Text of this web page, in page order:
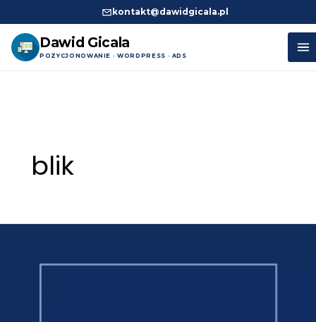
kontakt@dawidgicala.pl
Dawid Gicala
POZYCJONOWANIE · WORDPRESS · ADS
blik